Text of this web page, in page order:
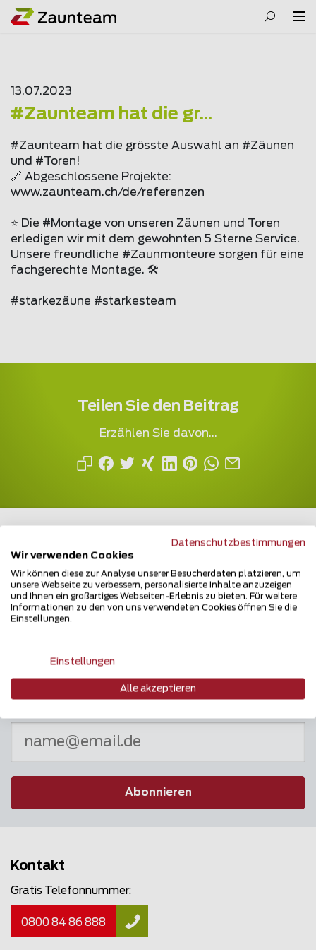
13.07.2023
#Zaunteam hat die gr...
#Zaunteam hat die grösste Auswahl an #Zäunen
und #Toren!
🔗 Abgeschlossene Projekte:
www.zaunteam.ch/de/referenzen
⭐ Die #Montage von unseren Zäunen und Toren
erledigen wir mit dem gewohnten 5 Sterne Service.
Unsere freundliche #Zaunmonteure sorgen für eine
fachgerechte Montage. 🛠️
#starkezäune #starkesteam
Teilen Sie den Beitrag
Erzählen Sie davon...
Mehrfach ausgezeichnet und immer am
Puls des Marktes
Newsletter
Abonnieren
Kontakt
Gratis Telefonnummer:
0800 84 86 888
Datenschutzbestimmungen
Wir verwenden Cookies
Wir können diese zur Analyse unserer Besucherdaten platzieren, um
unsere Webseite zu verbessern, personalisierte Inhalte anzuzeigen
und Ihnen ein großartiges Webseiten-Erlebnis zu bieten. Für weitere
Informationen zu den von uns verwendeten Cookies öffnen Sie die
Einstellungen.
Einstellungen
Alle akzeptieren